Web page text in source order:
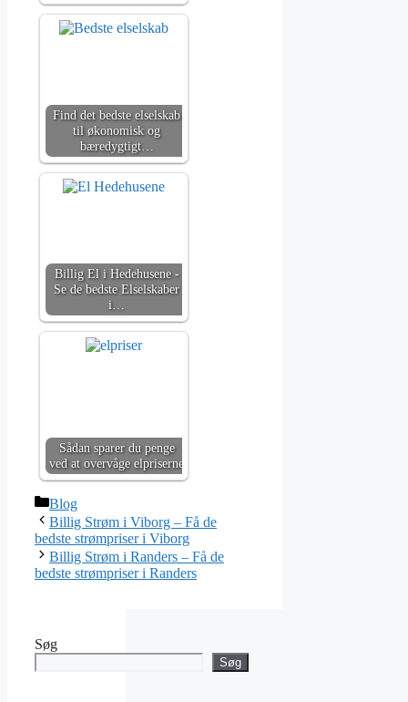
Find det bedste elselskab
til økonomisk og
bæredygtigt…
Billig El i Hedehusene -
Se de bedste Elselskaber
i…
Sådan sparer du penge
ved at overvåge elpriserne
Kategorier
Blog
Billig Strøm i Viborg – Få de
bedste strømpriser i Viborg
Billig Strøm i Randers – Få de
bedste strømpriser i Randers
Søg
Søg